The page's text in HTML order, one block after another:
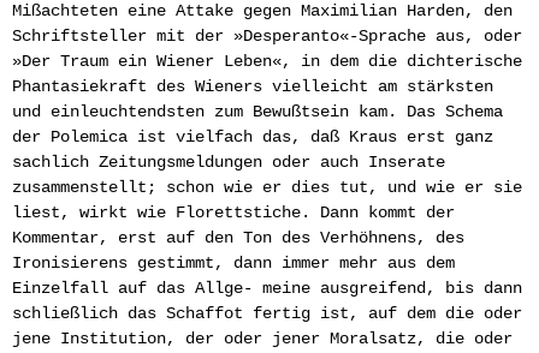
Mißachteten eine Attake gegen Maximilian Harden, den
Schriftsteller mit der »Desperanto«-Sprache aus, oder
»Der Traum ein Wiener Leben«, in dem die dichterische
Phantasiekraft des Wieners vielleicht am stärksten
und einleuchtendsten zum Bewußtsein kam. Das Schema
der Polemica ist vielfach das, daß Kraus erst ganz
sachlich Zeitungsmeldungen oder auch Inserate
zusammenstellt; schon wie er dies tut, und wie er sie
liest, wirkt wie Florettstiche. Dann kommt der
Kommentar, erst auf den Ton des Verhöhnens, des
Ironisierens gestimmt, dann immer mehr aus dem
Einzelfall auf das Allge- meine ausgreifend, bis dann
schließlich das Schaffot fertig ist, auf dem die oder
jene Institution, der oder jener Moralsatz, die oder